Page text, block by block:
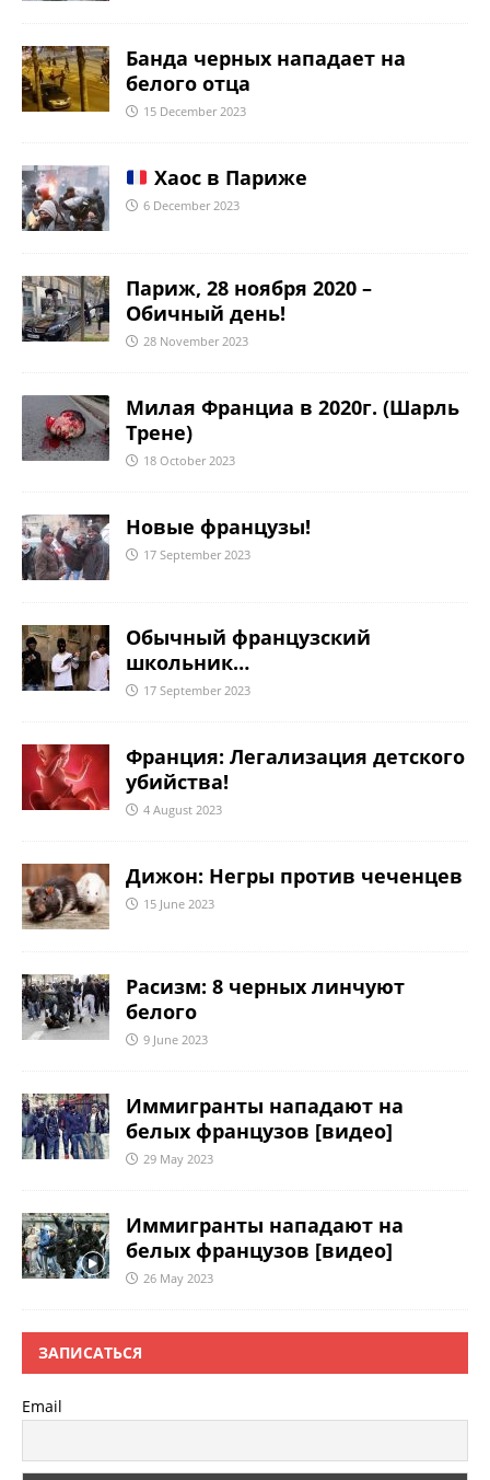
Банда черных нападает на
белого отца
15 December 2023
Хаос в Париже
6 December 2023
Париж, 28 ноября 2020 –
Обичный день!
28 November 2023
Милая Франциа в 2020г. (Шарль
Трене)
18 October 2023
Новые французы!
17 September 2023
Обычный французский
школьник…
17 September 2023
Франция: Легализация детского
убийства!
4 August 2023
Дижон: Негры против чеченцев
15 June 2023
Расизм: 8 черных линчуют
белого
9 June 2023
Иммигранты нападают на
белых французов [видео]
29 May 2023
Иммигранты нападают на
белых французов [видео]
26 May 2023
ЗАПИСАТЬСЯ
Email